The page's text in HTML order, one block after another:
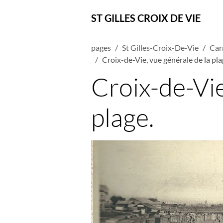
ST GILLES CROIX DE VIE
pages St Gilles-Croix-De-Vie
Croix-de-Vie, vue générale de la
Croix-de-
plage.